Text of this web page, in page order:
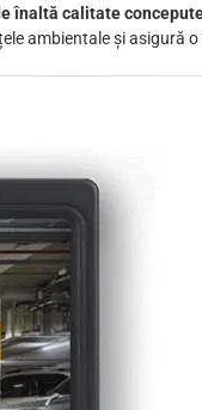
înaltă calitate
ambientale și asigură